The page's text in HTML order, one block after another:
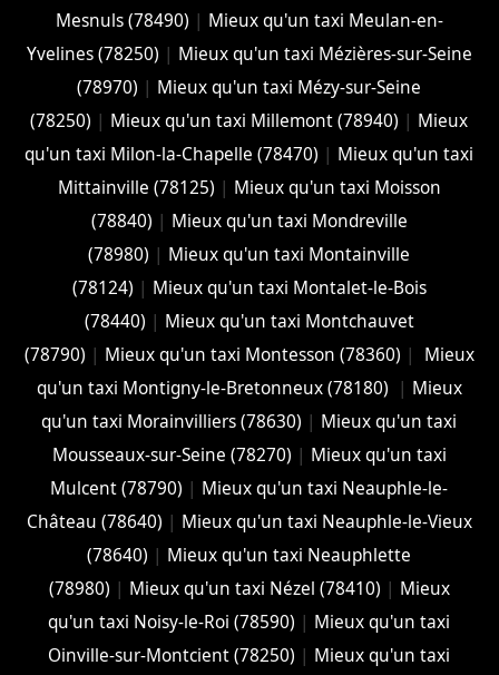
Mesnuls (78490) | Mieux qu'un taxi Meulan-en-
Yvelines (78250) | Mieux qu'un taxi Mézières-sur-Seine
(78970) | Mieux qu'un taxi Mézy-sur-Seine
(78250) | Mieux qu'un taxi Millemont (78940) | Mieux
qu'un taxi Milon-la-Chapelle (78470) | Mieux qu'un taxi
Mittainville (78125) | Mieux qu'un taxi Moisson
(78840) | Mieux qu'un taxi Mondreville
(78980) | Mieux qu'un taxi Montainville
(78124) | Mieux qu'un taxi Montalet-le-Bois
(78440) | Mieux qu'un taxi Montchauvet
(78790) | Mieux qu'un taxi Montesson (78360) |
Mieux
qu'un taxi Montigny-le-Bretonneux (78180)
| Mieux
qu'un taxi Morainvilliers (78630) | Mieux qu'un taxi
Mousseaux-sur-Seine (78270) | Mieux qu'un taxi
Mulcent (78790) | Mieux qu'un taxi Neauphle-le-
Château (78640) | Mieux qu'un taxi Neauphle-le-Vieux
(78640) | Mieux qu'un taxi Neauphlette
(78980) | Mieux qu'un taxi Nézel (78410) | Mieux
qu'un taxi Noisy-le-Roi (78590) | Mieux qu'un taxi
Oinville-sur-Montcient (78250) | Mieux qu'un taxi